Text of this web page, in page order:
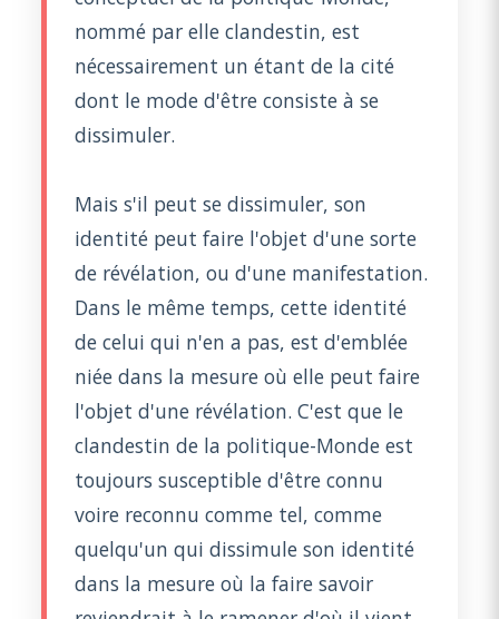
nommé par elle clandestin, est
nécessairement un étant de la cité
dont le mode d'être consiste à se
dissimuler.
Mais s'il peut se dissimuler, son
identité peut faire l'objet d'une sorte
de révélation, ou d'une manifestation.
Dans le même temps, cette identité
de celui qui n'en a pas, est d'emblée
niée dans la mesure où elle peut faire
l'objet d'une révélation. C'est que le
clandestin de la politique-Monde est
toujours susceptible d'être connu
voire reconnu comme tel, comme
quelqu'un qui dissimule son identité
dans la mesure où la faire savoir